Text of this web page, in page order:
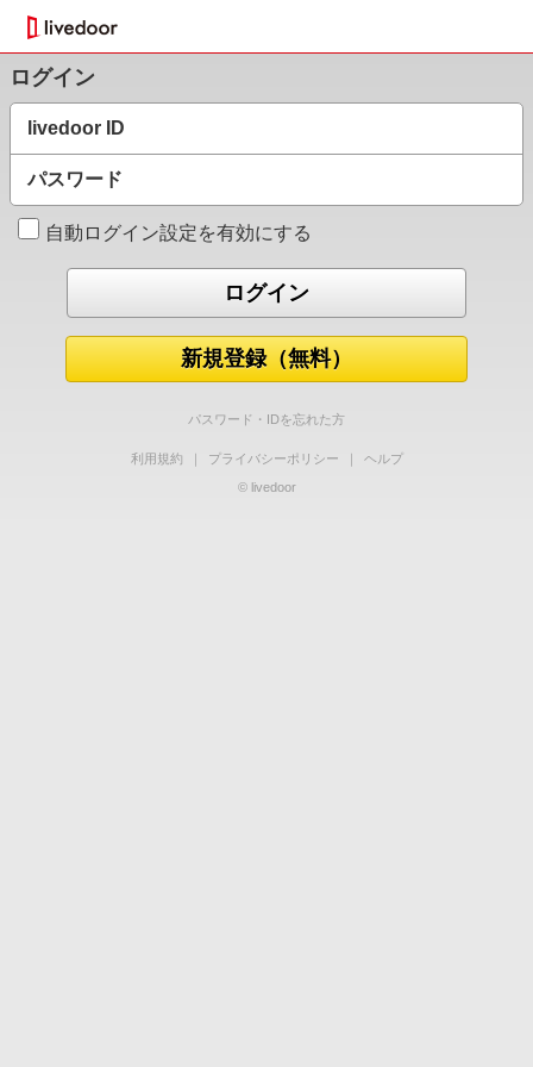
ログイン
livedoor ID
パスワード
自動ログイン設定を有効にする
新規登録（無料）
パスワード・IDを忘れた方
利用規約 ｜ プライバシーポリシー ｜
ヘルプ
© livedoor